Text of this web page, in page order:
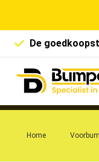
De
Home